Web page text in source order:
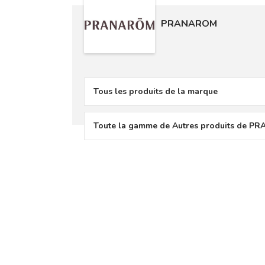
PRANAROM
Tous les produits de la marque
Toute la gamme de Autres produits de